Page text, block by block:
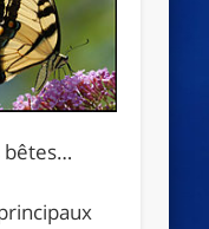
bêtes…